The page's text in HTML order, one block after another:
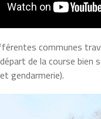
communes
de la course bien
gendarmerie).